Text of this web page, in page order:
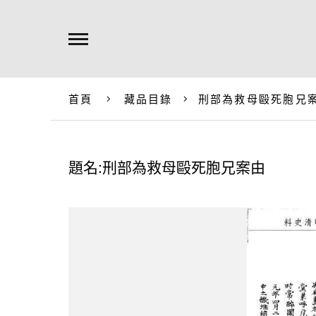
首頁 藏品目錄 刑部為救母毆死胞兄
題名:刑部為救母毆死胞兄案由